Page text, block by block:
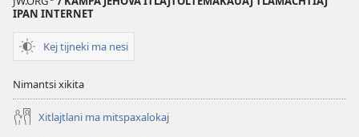
IPAN INTERNET
Kej tijneki ma nesi
Nimantsi xikita
Xitlajtlani ma mitspaxalokaj